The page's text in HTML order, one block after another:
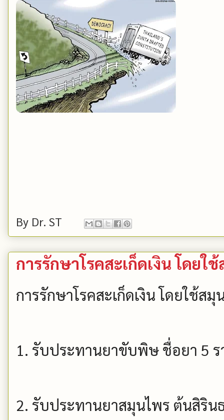
By Dr. ST
การรักษาโรคสะเก็ดเงิน โดยใ
การรักษาโรคสะเก็ดเงิน โดยใช้ส
1. รับประทานยาขับพิษ ชื่อยา 5 ร
2. รับประทานยาสมุนไพร ต้นสิริน